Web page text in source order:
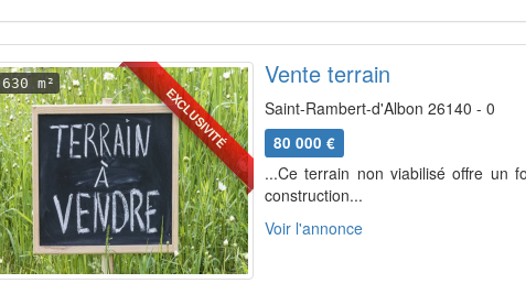
EXCLUSIVITÉ
630 m² Vente terrain
Saint-Rambert-d'Albon 26140 - 0
80 000 €
...Ce terrain non viabilisé offre un
construction...
Voir l'annonce